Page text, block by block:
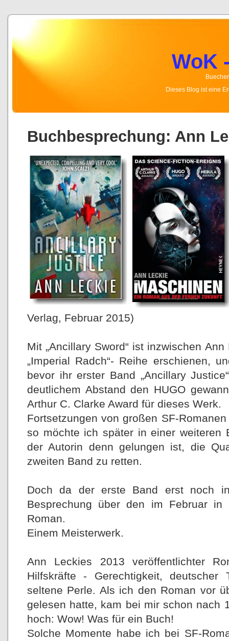
WoK
Dieses Blog ist eine
Buchbesprechung: Ann
Verlag, Februar 2015)
Mit „Ancillary Sword“ ist inzwischen
„Imperial Radch“- Reihe erschienen,
bevor ihr erster Band „Ancillary
deutlichem Abstand den HUGO
Arthur C. Clarke Award für dieses Werk.
Fortsetzungen von großen SF-
so möchte ich später in einer weiteren
der Autorin denn gelungen ist, die
zweiten Band zu retten.
Doch da der erste Band erst noch
Besprechung über den im Februar in
Roman.
Einem Meisterwerk.
Ann Leckies 2013 veröffentlichter
Hilfskräfte - Gerechtigkeit,
seltene Perle. Als ich den Roman vor
gelesen hatte, kam bei mir schon nach
hoch: Wow! Was für ein Buch!
Solche Momente habe ich bei SF-